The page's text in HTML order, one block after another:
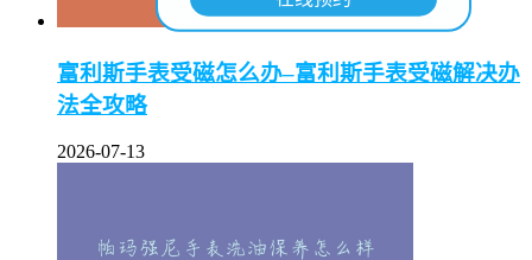
富利斯手表受磁怎么办–富利斯手表受磁解决办
法全攻略
2026-07-13